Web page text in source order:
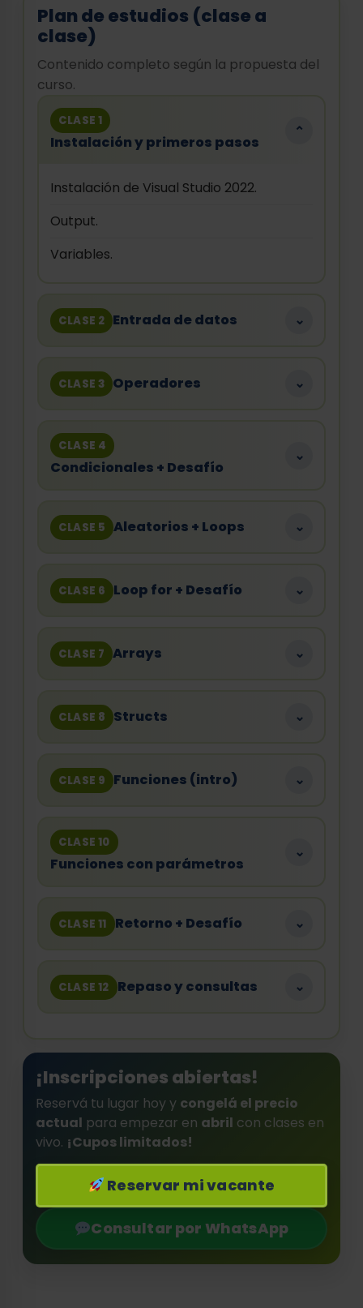
Plan de estudios (clase a
clase)
Contenido completo según la propuesta del
curso.
CLASE 1
Instalación y primeros pasos
⌄
Instalación de Visual Studio 2022.
Output.
Variables.
CLASE 2 Entrada de datos ⌄
CLASE 3 Operadores ⌄
CLASE 4
Condicionales + Desafío
⌄
CLASE 5 Aleatorios + Loops ⌄
CLASE 6 Loop for + Desafío ⌄
CLASE 7 Arrays ⌄
CLASE 8 Structs ⌄
CLASE 9 Funciones (intro) ⌄
CLASE 10
Funciones con parámetros
⌄
CLASE 11 Retorno + Desafío ⌄
CLASE 12 Repaso y consultas ⌄
¡Inscripciones abiertas!
Reservá tu lugar hoy y congelá el precio
actual para empezar en abril con clases en
vivo. ¡Cupos limitados!
Reservar mi vacante
Consultar por WhatsApp